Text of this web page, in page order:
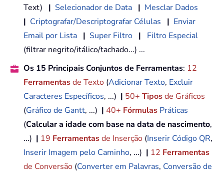
Text) | Selecionador de Data | Mesclar Dados
| Criptografar/Descriptografar Células | Enviar
Email por Lista | Super Filtro |
Filtro Especial
(filtrar negrito/itálico/tachado...) ...
Os 15 Principais Conjuntos de Ferramentas: 12
Ferramentasde Texto (Adicionar Texto, Excluir
Caracteres Específicos, ...) | 50+ Tiposde Gráficos
(Gráfico de Gantt, ...) | 40+ Fórmulas Práticas
(Calcular a idade com base na data de nascimento,
...) | 19 Ferramentasde Inserção (Inserir Código QR,
Inserir Imagem pelo Caminho, ...) | 12 Ferramentas
de Conversão (Converter em Palavras, Conversão de